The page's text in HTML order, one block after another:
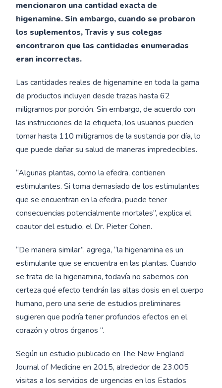
mencionaron una cantidad exacta de
higenamine. Sin embargo, cuando se probaron
los suplementos, Travis y sus colegas
encontraron que las cantidades enumeradas
eran incorrectas.
Las cantidades reales de higenamine en toda la gama
de productos incluyen desde trazas hasta 62
miligramos por porción. Sin embargo, de acuerdo con
las instrucciones de la etiqueta, los usuarios pueden
tomar hasta 110 miligramos de la sustancia por día, lo
que puede dañar su salud de maneras impredecibles.
“Algunas plantas, como la efedra, contienen
estimulantes. Si toma demasiado de los estimulantes
que se encuentran en la efedra, puede tener
consecuencias potencialmente mortales”, explica el
coautor del estudio, el Dr. Pieter Cohen.
“De manera similar”, agrega, “la higenamina es un
estimulante que se encuentra en las plantas. Cuando
se trata de la higenamina, todavía no sabemos con
certeza qué efecto tendrán las altas dosis en el cuerpo
humano, pero una serie de estudios preliminares
sugieren que podría tener profundos efectos en el
corazón y otros órganos “.
Según un estudio publicado en The New England
Journal of Medicine en 2015, alrededor de 23.005
visitas a los servicios de urgencias en los Estados